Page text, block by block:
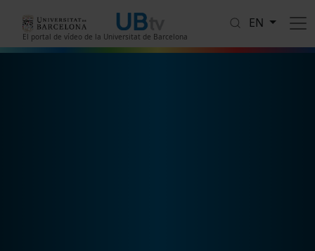
El portal de vídeo de la Universitat de Barcelona
EN